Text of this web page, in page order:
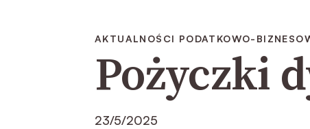
AKTUALNOŚCI PODATKOWO-
Pożyczki
23/5/2025